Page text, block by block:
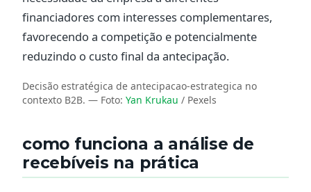
financiadores com interesses complementares,
favorecendo a competição e potencialmente
reduzindo o custo final da antecipação.
Decisão estratégica de antecipacao-estrategica no
contexto B2B. — Foto: Yan Krukau / Pexels
como funciona a análise de
recebíveis na prática